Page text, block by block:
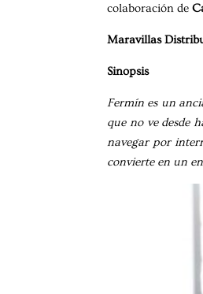
colaboración de
Maravillas
Sinopsis
Fermín es un
que no ve desde
navegar por
convierte en un